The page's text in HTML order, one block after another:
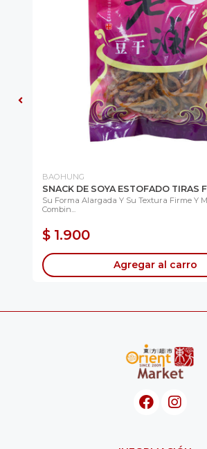
BAOHUNG
SNACK DE SOYA ESTOFADO TIRAS
Su Forma Alargada Y Su Textura Firme Y
Combin...
$ 1.900
Agregar al carro